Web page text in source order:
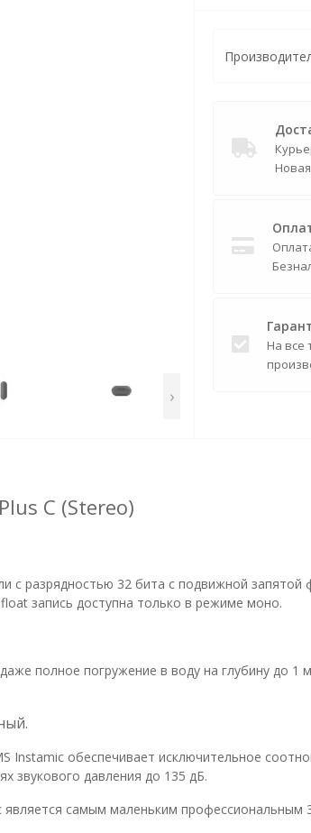
›
На все
C (Stereo)
с разрядностью 32 бита с подвижной
запись доступна только в режиме моно.
полное погружение в воду на глубину до 1
Instamic обеспечивает исключительное
звукового давления до 135 дБ.
самым маленьким